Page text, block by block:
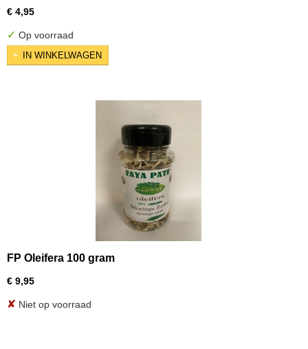
€ 4,95
✓ Op voorraad
IN WINKELWAGEN
FP Oleifera 100 gram
€ 9,95
✘ Niet op voorraad